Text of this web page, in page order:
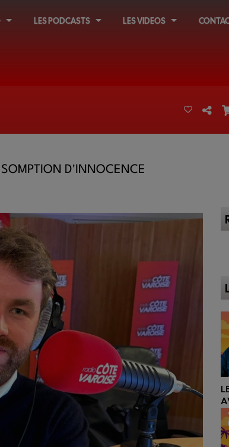
LES PODCASTS LES VIDEOS
D'INNOCENCE